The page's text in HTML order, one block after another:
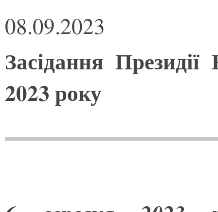
08.09.2023
Засідання
2023 року